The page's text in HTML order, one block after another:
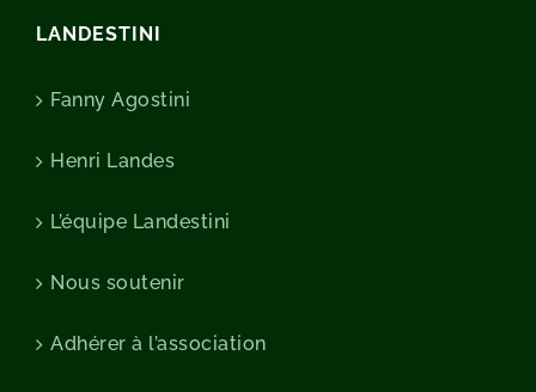
LANDESTINI
Fanny Agostini
Henri Landes
L’équipe Landestini
Nous soutenir
Adhérer à l’association